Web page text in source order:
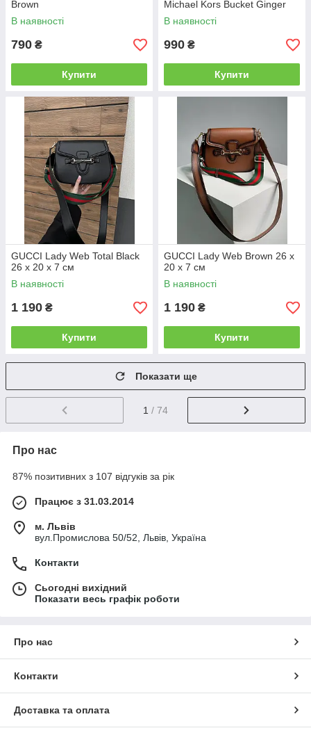
Brown
В наявності
790 ₴
Купити
Michael Kors Bucket Ginger
В наявності
990 ₴
Купити
GUCCI Lady Web Total Black
26 х 20 х 7 см
В наявності
1 190 ₴
Купити
GUCCI Lady Web Brown 26 х
20 х 7 см
В наявності
1 190 ₴
Купити
Показати ще
1 / 74
Про нас
87% позитивних з 107 відгуків за рік
Працює з 31.03.2014
м. Львів
вул.Промислова 50/52, Львів, Україна
Контакти
Сьогодні вихідний
Показати весь графік роботи
Про нас
Контакти
Доставка та оплата